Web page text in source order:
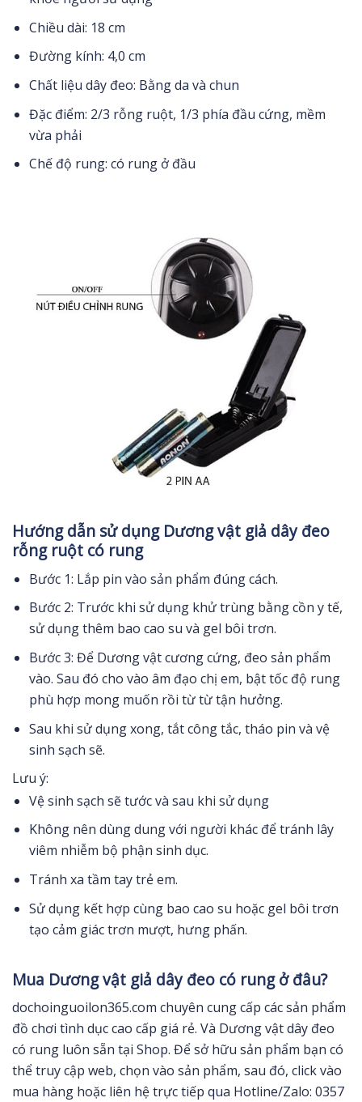
Chiều dài: 18 cm
Đường kính: 4,0 cm
Chất liệu dây đeo: Bằng da và chun
Đặc điểm: 2/3 rỗng ruột, 1/3 phía đầu cứng, mềm
vừa phải
Chế độ rung: có rung ở đầu
Hướng dẫn sử dụng Dương vật giả dây đeo
rỗng ruột có rung
Bước 1: Lắp pin vào sản phẩm đúng cách.
Bước 2: Trước khi sử dụng khử trùng bằng cồn y tế,
sử dụng thêm bao cao su và gel bôi trơn.
Bước 3: Để Dương vật cương cứng, đeo sản phẩm
vào. Sau đó cho vào âm đạo chị em, bật tốc độ rung
phù hợp mong muốn rồi từ từ tận hưởng.
Sau khi sử dụng xong, tắt công tắc, tháo pin và vệ
sinh sạch sẽ.
Lưu ý:
Vệ sinh sạch sẽ tước và sau khi sử dụng
Không nên dùng dung với người khác để tránh lây
viêm nhiễm bộ phận sinh dục.
Tránh xa tầm tay trẻ em.
Sử dụng kết hợp cùng bao cao su hoặc gel bôi trơn
tạo cảm giác trơn mượt, hưng phấn.
Mua Dương vật giả dây đeo có rung ở đâu?
dochoinguoilon365.com chuyên cung cấp các sản phẩm
đồ chơi tình dục cao cấp giá rẻ. Và Dương vật dây đeo
có rung luôn sẵn tại Shop. Để sở hữu sản phẩm bạn có
thể truy cập web, chọn vào sản phẩm, sau đó, click vào
mua hàng hoặc liên hệ trực tiếp qua Hotline/Zalo: 0357